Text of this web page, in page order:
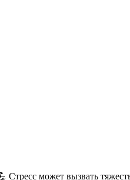
Стресс может вызвать